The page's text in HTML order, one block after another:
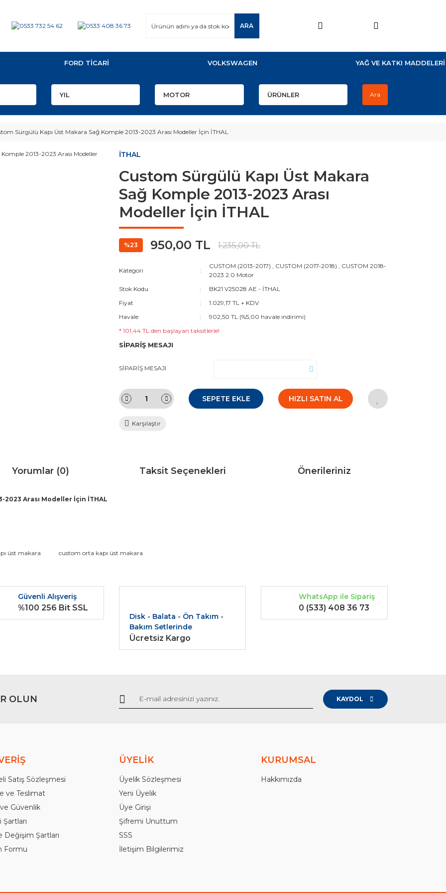
ARA
FORD TİCARİ VOLKSWAGEN YAĞ VE KATKI MADDELERİ
Ara
Sürgülü Kapı Üst Makara Sağ Komple 2013-2023 Arası Modeller İçin İTHAL
İTHAL
Custom Sürgülü Kapı Üst Makara
Sağ Komple 2013-2023 Arası
Modeller İçin İTHAL
%23 950,00 TL 1.235,00 TL
Kategori
CUSTOM (2013-2017) , CUSTOM (2017-2018) , CUSTOM 2018-
2023 2.0 Motor
Stok Kodu
BK21 V25028 AE - İTHAL
Fiyat
1.029,17 TL + KDV
Havale
902,50 TL (%5,00 havale indirimi)
* 101,44 TL den başlayan taksitlerle!
SİPARİŞ MESAJI
SİPARİŞ MESAJI
SEPETE EKLE HIZLI SATIN AL
Karşılaştır
Yorumlar (0) Taksit Seçenekleri Önerileriniz
2023 Arası Modeller İçin İTHAL
diğer konularda yetersiz gördüğünüz noktaları öneri formunu kullanarak tarafımıza iletebilirsiniz.
Gönder
üst makara custom orta kapı üst makara
Güvenli Alışveriş
%100 256 Bit SSL
Disk - Balata - Ön Takım -
Bakım Setlerinde
Ücretsiz Kargo
WhatsApp ile Sipariş
0 (533) 408 36 73
OLUN KAYDOL
Satış Sözleşmesi
ve Teslimat
Güvenlik
Şartları
Değişim Şartları
Formu
ÜYELİK
Üyelik Sözleşmesi
Yeni Üyelik
Üye Girişi
Şifremi Unuttum
SSS
İletişim Bilgilerimiz
KURUMSAL
Hakkımızda